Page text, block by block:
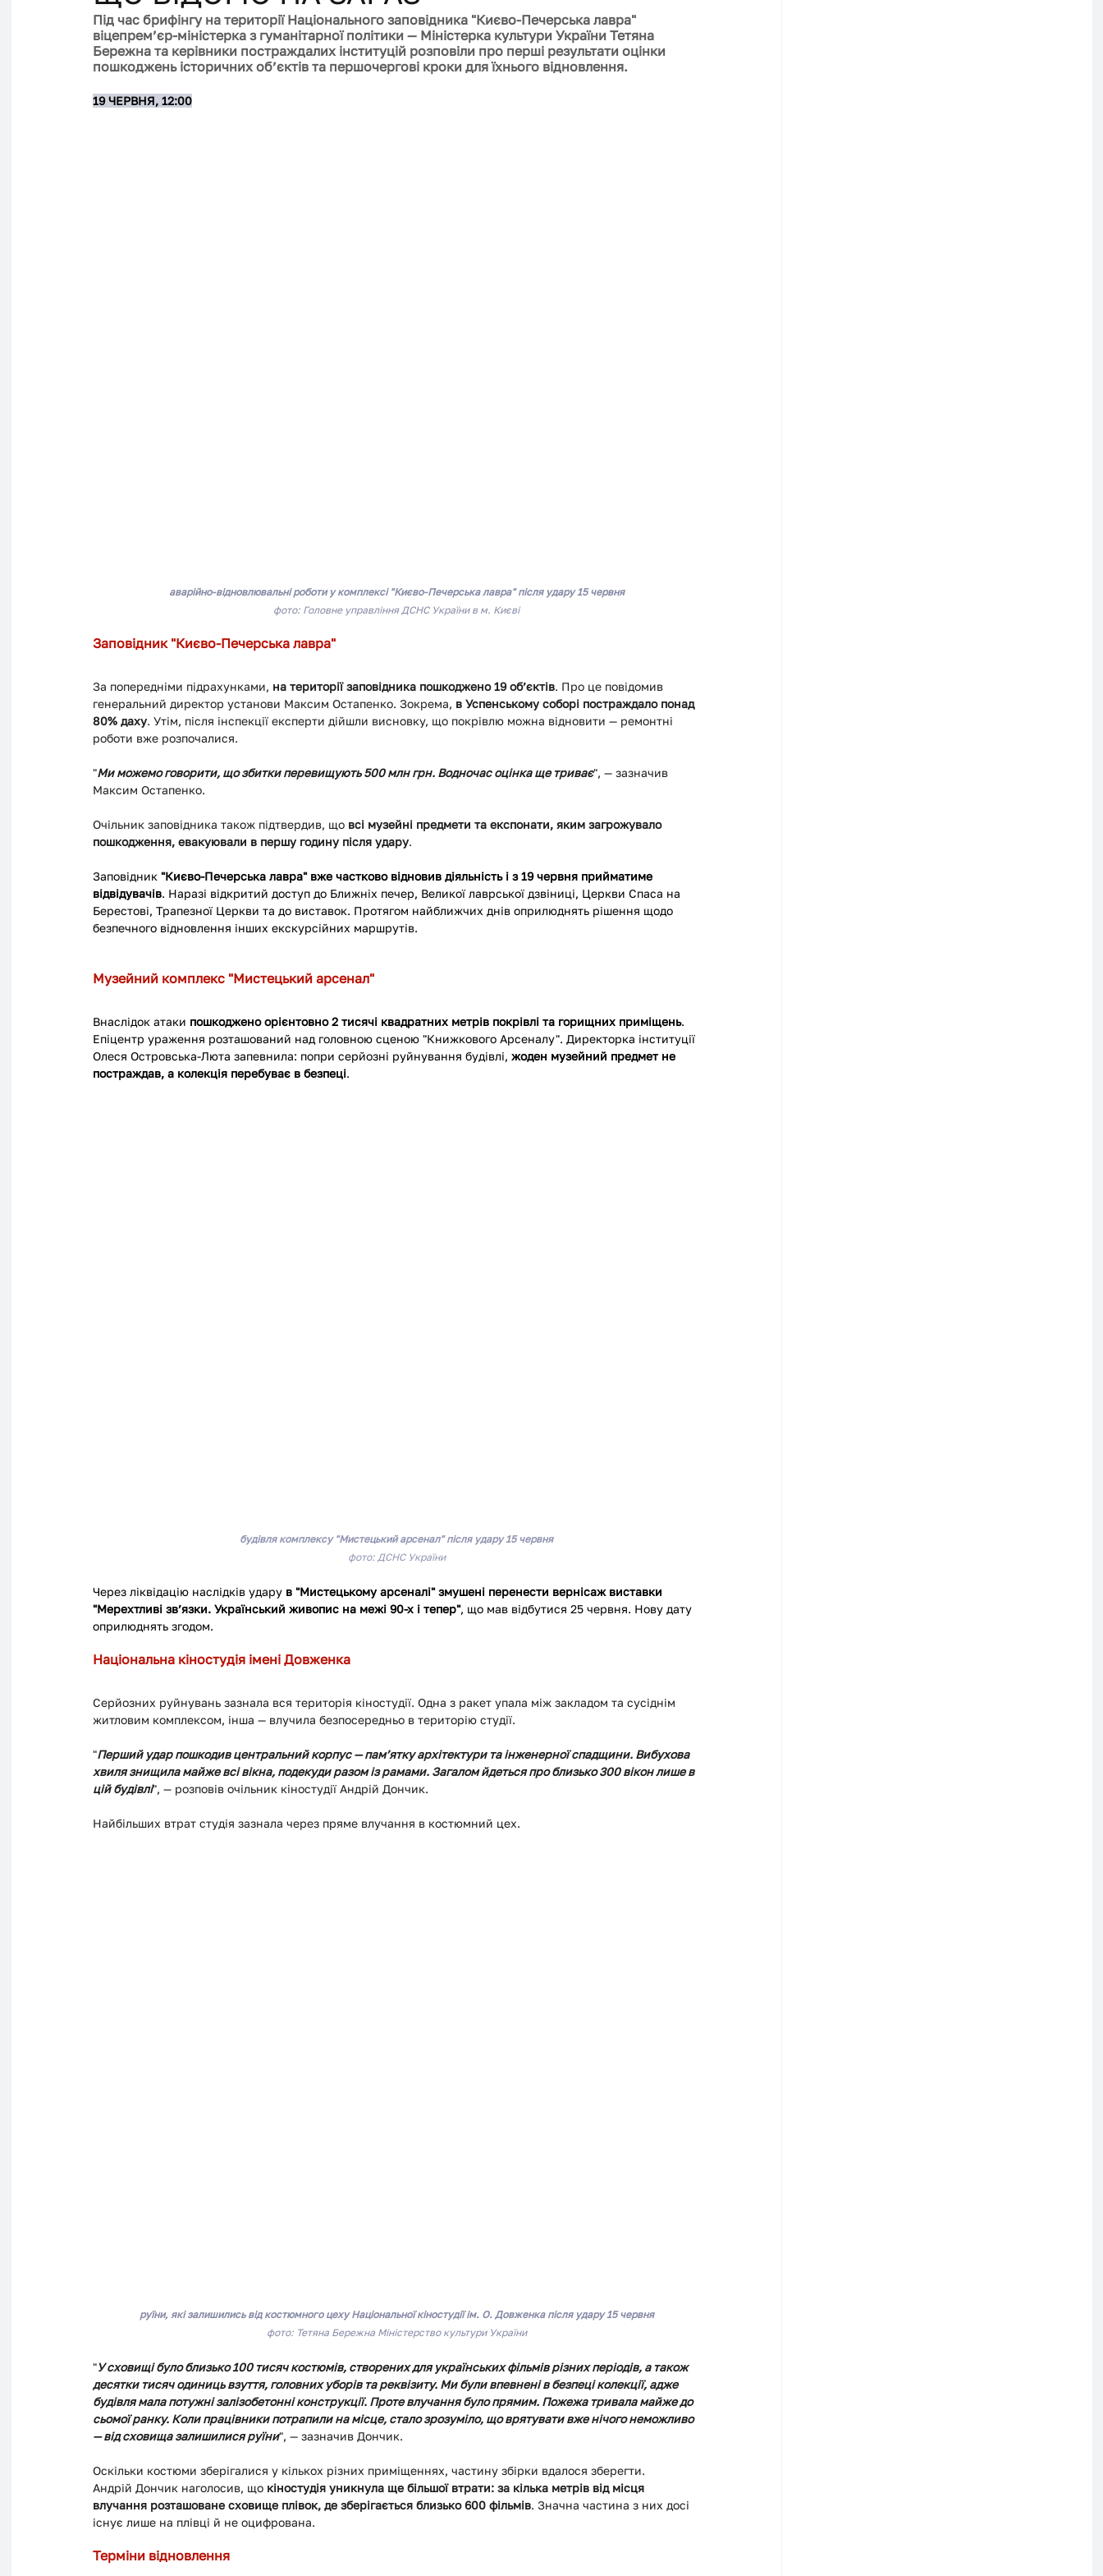
Під час брифінгу на території Національного заповідника "Києво-Печерська лавра"
віцепрем’єр-міністерка з гуманітарної політики — Міністерка культури України Тетяна
Бережна та керівники постраждалих інституцій розповіли про перші результати оцінки
пошкоджень історичних об’єктів та першочергові кроки для їхнього відновлення.
19 ЧЕРВНЯ, 12:00
аварійно-відновлювальні роботи у комплексі "Києво-Печерська лавра" після удару 15 червня
фото: Головне управління ДСНС України в м. Києві
Заповідник "Києво-Печерська лавра"
За попередніми підрахунками, на території заповідника пошкоджено 19 об’єктів. Про це повідомив
генеральний директор установи Максим Остапенко. Зокрема, в Успенському соборі постраждало понад
80% даху. Утім, після інспекції експерти дійшли висновку, що покрівлю можна відновити — ремонтні
роботи вже розпочалися.
"Ми можемо говорити, що збитки перевищують 500 млн грн. Водночас оцінка ще триває", — зазначив
Максим Остапенко.
Очільник заповідника також підтвердив, що всі музейні предмети та експонати, яким загрожувало
пошкодження, евакуювали в першу годину після удару.
Заповідник "Києво-Печерська лавра" вже частково відновив діяльність і з 19 червня прийматиме
відвідувачів. Наразі відкритий доступ до Ближніх печер, Великої лаврської дзвіниці, Церкви Спаса на
Берестові, Трапезної Церкви та до виставок. Протягом найближчих днів оприлюднять рішення щодо
безпечного відновлення інших екскурсійних маршрутів.
Музейний комплекс "Мистецький арсенал"
Внаслідок атаки пошкоджено орієнтовно 2 тисячі квадратних метрів покрівлі та горищних приміщень.
Епіцентр ураження розташований над головною сценою "Книжкового Арсеналу". Директорка інституції
Олеся Островська-Люта запевнила: попри серйозні руйнування будівлі, жоден музейний предмет не
постраждав, а колекція перебуває в безпеці.
будівля комплексу "Мистецький арсенал" після удару 15 червня
фото: ДСНС України
Через ліквідацію наслідків удару в "Мистецькому арсеналі" змушені перенести вернісаж виставки
"Мерехтливі зв’язки. Український живопис на межі 90-х і тепер", що мав відбутися 25 червня. Нову дату
оприлюднять згодом.
Національна кіностудія імені Довженка
Серйозних руйнувань зазнала вся територія кіностудії. Одна з ракет упала між закладом та сусіднім
житловим комплексом, інша — влучила безпосередньо в територію студії.
"Перший удар пошкодив центральний корпус — пам’ятку архітектури та інженерної спадщини. Вибухова
хвиля знищила майже всі вікна, подекуди разом із рамами. Загалом йдеться про близько 300 вікон лише в
цій будівлі", — розповів очільник кіностудії Андрій Дончик.
Найбільших втрат студія зазнала через пряме влучання в костюмний цех.
руїни, які залишились від костюмного цеху Національної кіностудії ім. О. Довженка після удару 15 червня
фото: Тетяна Бережна Міністерство культури України
"У сховищі було близько 100 тисяч костюмів, створених для українських фільмів різних періодів, а також
десятки тисяч одиниць взуття, головних уборів та реквізиту. Ми були впевнені в безпеці колекції, адже
будівля мала потужні залізобетонні конструкції. Проте влучання було прямим. Пожежа тривала майже до
сьомої ранку. Коли працівники потрапили на місце, стало зрозуміло, що врятувати вже нічого неможливо
— від сховища залишилися руїни", — зазначив Дончик.
Оскільки костюми зберігалися у кількох різних приміщеннях, частину збірки вдалося зберегти.
Андрій Дончик наголосив, що кіностудія уникнула ще більшої втрати: за кілька метрів від місця
влучання розташоване сховище плівок, де зберігається близько 600 фільмів. Значна частина з них досі
існує лише на плівці й не оцифрована.
Терміни відновлення